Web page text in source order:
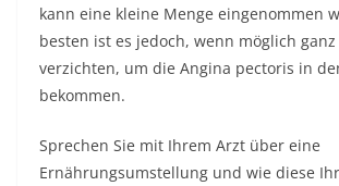
kann eine kleine Menge eingenommen
besten ist es jedoch, wenn möglich
verzichten, um die Angina pectoris in
bekommen.
Sprechen Sie mit Ihrem Arzt über eine
Ernährungsumstellung und wie diese